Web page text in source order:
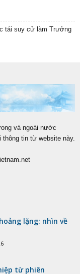
tái suy cử làm Trưởng
và ngoài nước
thông tin từ website này.
lặng: nhìn về
từ phiên